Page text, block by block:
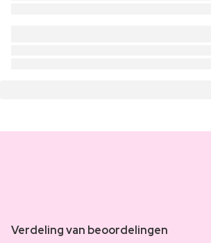
Verdeling van beoordelingen